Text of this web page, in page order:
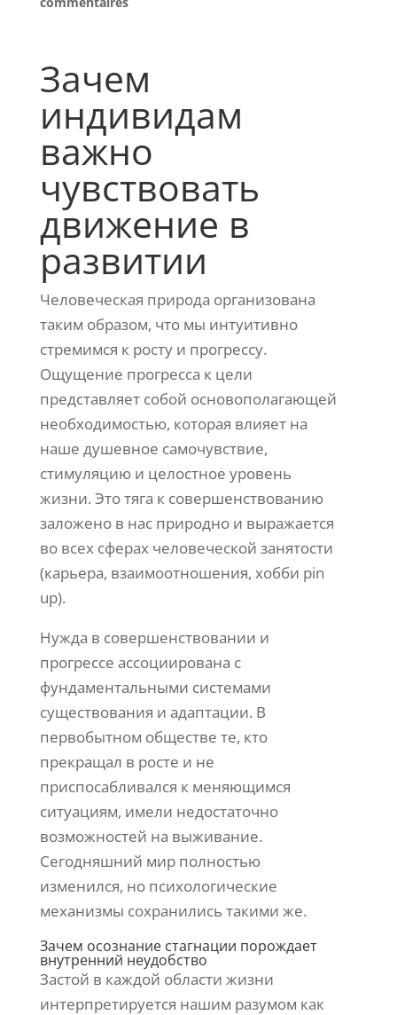
Зачем
индивидам
важно
чувствовать
движение в
развитии
Человеческая природа организована
таким образом, что мы интуитивно
стремимся к росту и прогрессу.
Ощущение прогресса к цели
представляет собой основополагающей
необходимостью, которая влияет на
наше душевное самочувствие,
стимуляцию и целостное уровень
жизни. Это тяга к совершенствованию
заложено в нас природно и выражается
во всех сферах человеческой занятости
(карьера, взаимоотношения, хобби pin
up).
Нужда в совершенствовании и
прогрессе ассоциирована с
фундаментальными системами
существования и адаптации. В
первобытном обществе те, кто
прекращал в росте и не
приспосабливался к меняющимся
ситуациям, имели недостаточно
возможностей на выживание.
Сегодняшний мир полностью
изменился, но психологические
механизмы сохранились такими же.
Зачем осознание стагнации порождает
внутренний неудобство
Застой в каждой области жизни
интерпретируется нашим разумом как